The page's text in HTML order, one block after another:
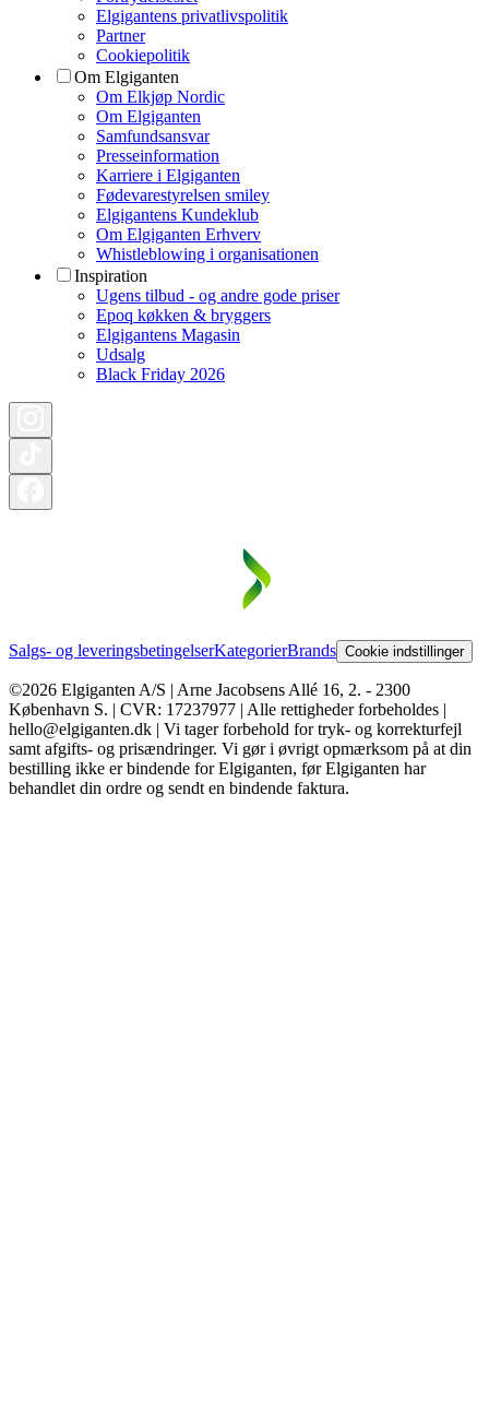
Elgigantens privatlivspolitik
Partner
Cookiepolitik
Om Elgiganten
Om Elkjøp Nordic
Om Elgiganten
Samfundsansvar
Presseinformation
Karriere i Elgiganten
Fødevarestyrelsen smiley
Elgigantens Kundeklub
Om Elgiganten Erhverv
Whistleblowing i organisationen
Inspiration
Ugens tilbud - og andre gode priser
Epoq køkken & bryggers
Elgigantens Magasin
Udsalg
Black Friday 2026
Salgs- og leveringsbetingelserKategorierBrands Cookie indstillinger
©2026 Elgiganten A/S | Arne Jacobsens Allé 16, 2. - 2300
København S. | CVR: 17237977 | Alle rettigheder forbeholdes |
hello@elgiganten.dk | Vi tager forbehold for tryk- og korrekturfejl
samt afgifts- og prisændringer. Vi gør i øvrigt opmærksom på at din
bestilling ikke er bindende for Elgiganten, før Elgiganten har
behandlet din ordre og sendt en bindende faktura.